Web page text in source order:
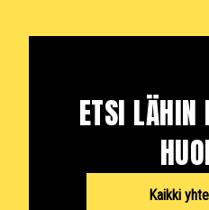
ETSI
Kaikki